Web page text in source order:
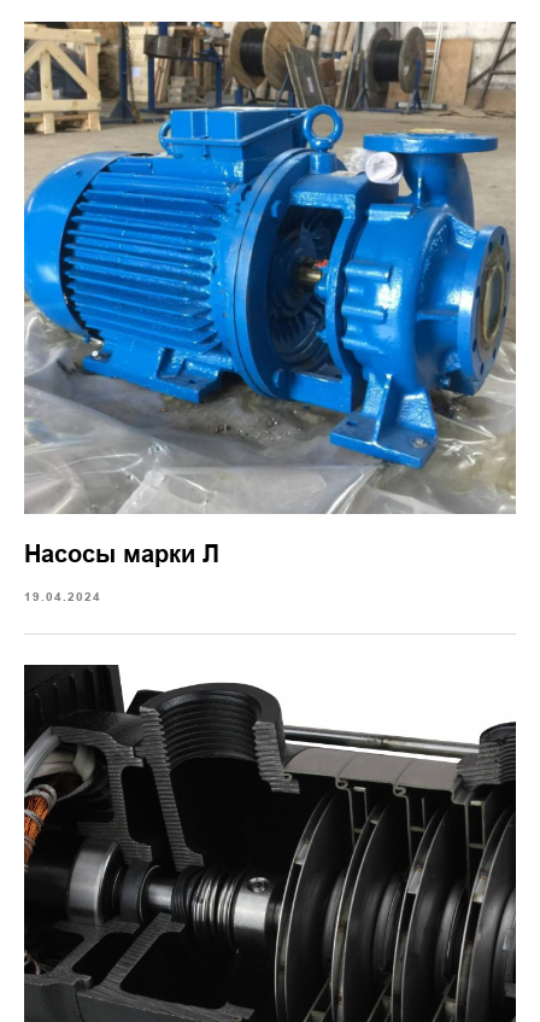
Насосы марки Л
19.04.2024